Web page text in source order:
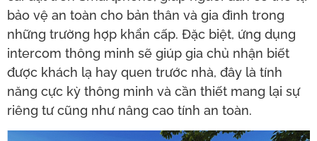
bảo vệ an toàn cho bản thân và gia đình trong
những trường hợp khẩn cấp. Đặc biệt, ứng dụng
intercom thông minh sẽ giúp gia chủ nhận biết
được khách lạ hay quen trước nhà, đây là tính
năng cực kỳ thông minh và cần thiết mang lại sự
riêng tư cũng như nâng cao tính an toàn.